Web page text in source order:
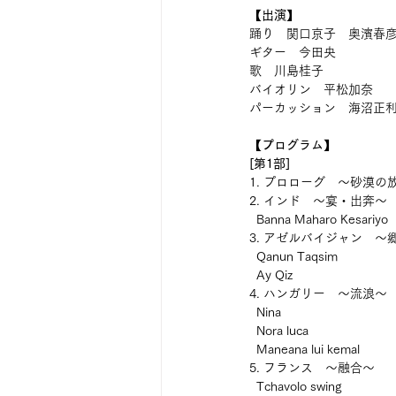
【出演】
踊り　関口京子　奥濱春
ギター　今田央
歌　川島桂子
バイオリン　平松加奈
パーカッション　海沼正利
【プログラム】
[第1部]
1. プロローグ　～砂漠の
2. インド　～宴・出奔～
  Banna Maharo Kesariyo
3. アゼルバイジャン　～
  Qanun Taqsim
  Ay Qiz
4. ハンガリー　～流浪～
  Nina
Nora luca
Maneana lui kemal
5. フランス　～融合～
  Tchavolo swing